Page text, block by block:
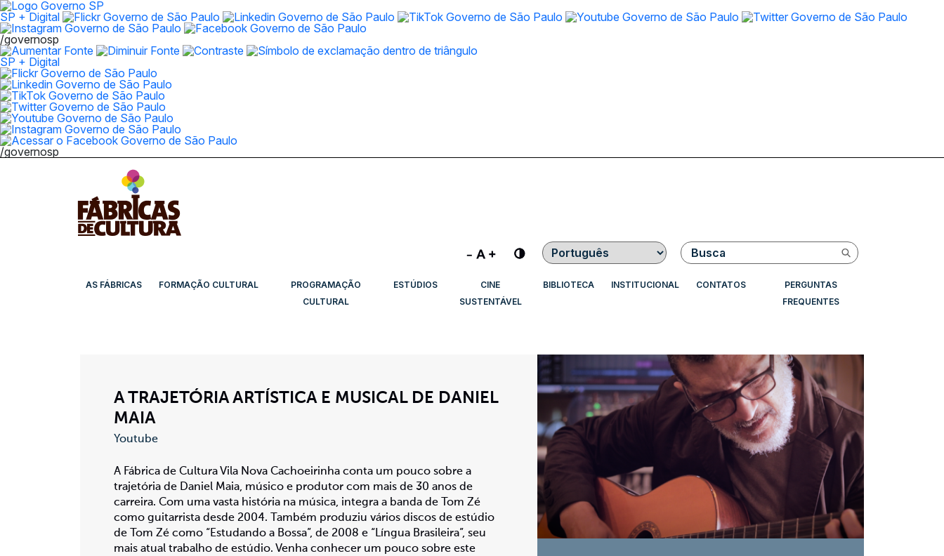
SP + Digital
/governosp
SP + Digital
/governosp
Contraste Buscar
AS FÁBRICAS FORMAÇÃO CULTURAL
PROGRAMAÇÃO
CULTURAL
ESTÚDIOS
CINE
SUSTENTÁVEL
BIBLIOTECA INSTITUCIONAL CONTATOS
PERGUNTAS
FREQUENTES
A TRAJETÓRIA ARTÍSTICA E MUSICAL DE DANIEL
MAIA
Youtube
A Fábrica de Cultura Vila Nova Cachoeirinha conta um pouco sobre a
trajetória de Daniel Maia, músico e produtor com mais de 30 anos de
carreira. Com uma vasta história na música, integra a banda de Tom Zé
como guitarrista desde 2004. Também produziu vários discos de estúdio
de Tom Zé como “Estudando a Bossa”, de 2008 e “Língua Brasileira”, seu
mais atual trabalho de estúdio. Venha conhecer um pouco sobre este